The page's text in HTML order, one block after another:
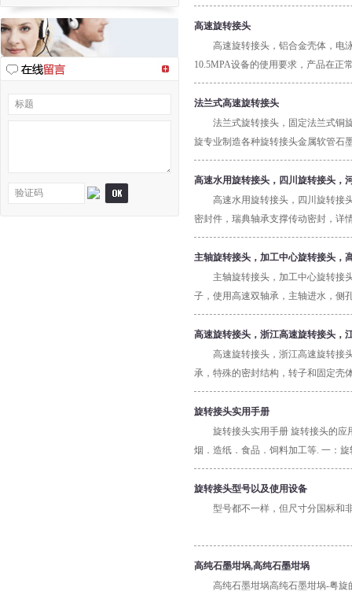
高速旋转接头
高速旋转接头，铝合金壳体，电
10.5MPA设备的使用要求，产品在正
法兰式高速旋转接头
法兰式旋转接头，固定法兰式铜
旋专业制造各种旋转接头金属软管石
高速水用旋转接头，四川旋转接头，
高速水用旋转接头，四川旋转接
密封件，瑞典轴承支撑传动密封，详
主轴旋转接头，加工中心旋转接头，
主轴旋转接头，加工中心旋转接
子，使用高速双轴承，主轴进水，侧
高速旋转接头，浙江高速旋转接头，
高速旋转接头，浙江高速旋转接
承，特殊的密封结构，转子和固定壳
旋转接头实用手册
旋转接头实用手册 旋转接头的
烟．造纸．食品．饲料加工等. 一：
器，以避免异物对旋转接头造成的异
形的发生。 3、带有注油装置的请定
5、检查密封面的磨损状况及厚度变
期空转。 二：旋转接头如何选用 1、
（内管固定） 在滚筒的一端安装旋
定） 与上一种不同之处在于滚筒内
旋转接头型号以及使用设备
型号都不一样，但尺寸分国标和
高纯石墨坩埚,高纯石墨坩埚
高纯石墨坩埚高纯石墨坩埚-粤